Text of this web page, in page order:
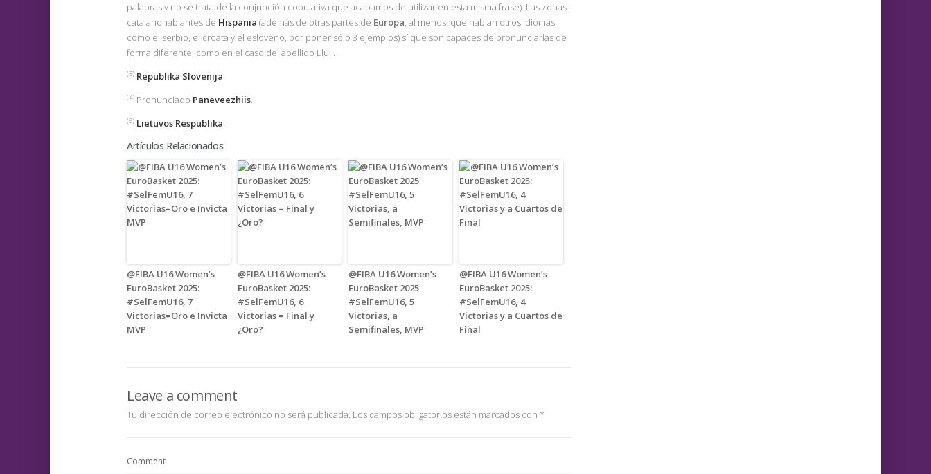
palabras y no se trata de la conjunción copulativa que acabamos de utilizar en esta misma frase). Las zonas
catalanohablantes de Hispania (además de otras partes de Europa, al menos, que hablan otros idiomas
como el serbio, el croata y el esloveno, por poner sólo 3 ejemplos) sí que son capaces de pronunciarlas de
forma diferente, como en el caso del apellido Llull.
(3) Republika Slovenija
(4) Pronunciado Paneveezhiis.
(5) Lietuvos Respublika
Artículos Relacionados:
@FIBA U16 Women’s
EuroBasket 2025:
#SelFemU16, 7
Victorias=Oro e Invicta
MVP
@FIBA U16 Women’s
EuroBasket 2025:
#SelFemU16, 6
Victorias = Final y
¿Oro?
@FIBA U16 Women’s
EuroBasket 2025
#SelFemU16, 5
Victorias, a
Semifinales, MVP
@FIBA U16 Women’s
EuroBasket 2025:
#SelFemU16, 4
Victorias y a Cuartos de
Final
Leave a comment
Tu dirección de correo electrónico no será publicada. Los campos obligatorios están marcados con *
Comment